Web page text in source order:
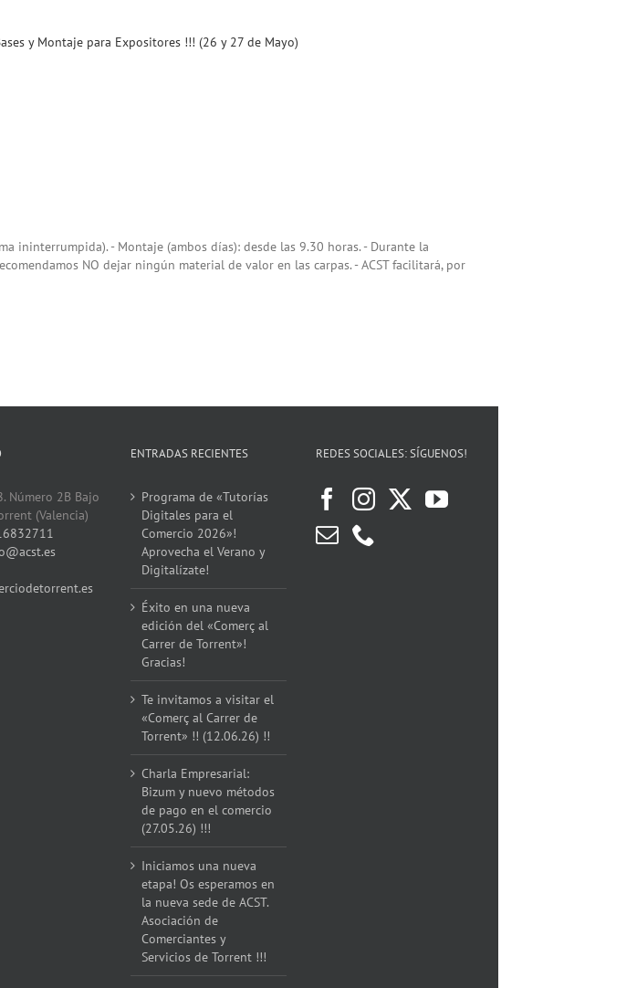
y Montaje para Expositores !!! (26 y 27 de Mayo)
ininterrumpida). - Montaje (ambos días): desde las 9.30 horas. - Durante la
NO dejar ningún material de valor en las carpas. - ACST facilitará, por
Número 2B Bajo
(Valencia)
ENTRADAS RECIENTES
Programa de «Tutorías
Digitales para el
Comercio 2026»!
Aprovecha el Verano y
Digitalízate!
Éxito en una nueva
edición del «Comerç al
Carrer de Torrent»!
Gracias!
Te invitamos a visitar el
«Comerç al Carrer de
Torrent» !! (12.06.26) !!
Charla Empresarial:
Bizum y nuevo métodos
de pago en el comercio
(27.05.26) !!!
Iniciamos una nueva
etapa! Os esperamos en
la nueva sede de ACST.
Asociación de
Comerciantes y
Servicios de Torrent !!!
REDES SOCIALES: SÍGUENOS!